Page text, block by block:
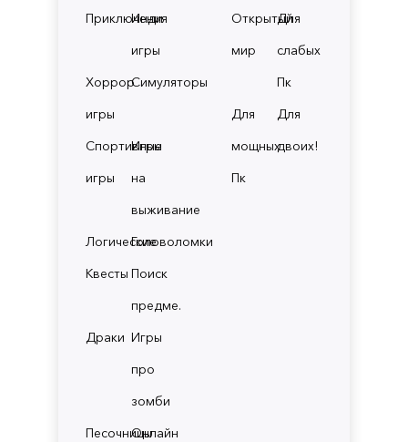
Приключения
Инди
игры
Хоррор
игры
Симуляторы
Спортивные
игры
Игры
на
выживание
ЛогическиеГоловоломки
Квесты Поиск
предме.
Драки Игры
про
зомби
ПесочницыОнлайн
Открытый
мир
Для
слабых
Пк
Для
мощных
Пк
Для
двоих!